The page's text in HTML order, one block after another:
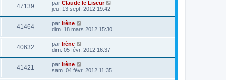
47139 par Claude le Liseur
jeu. 13 sept. 2012 19:42
41464 par Irène
dim. 18 mars 2012 15:30
40632 par Irène
dim. 05 févr. 2012 16:37
41421 par Irène
sam. 04 févr. 2012 11:35